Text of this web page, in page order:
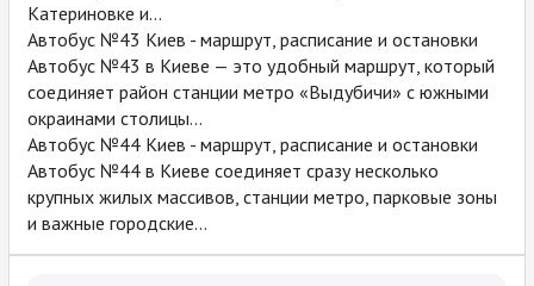
Катериновке и...
Автобус №43 Киев - маршрут, расписание и остановки
Автобус №43 в Киеве — это удобный маршрут, который
соединяет район станции метро «Выдубичи» с южными
окраинами столицы...
Автобус №44 Киев - маршрут, расписание и остановки
Автобус №44 в Киеве соединяет сразу несколько
крупных жилых массивов, станции метро, парковые зоны
и важные городские...